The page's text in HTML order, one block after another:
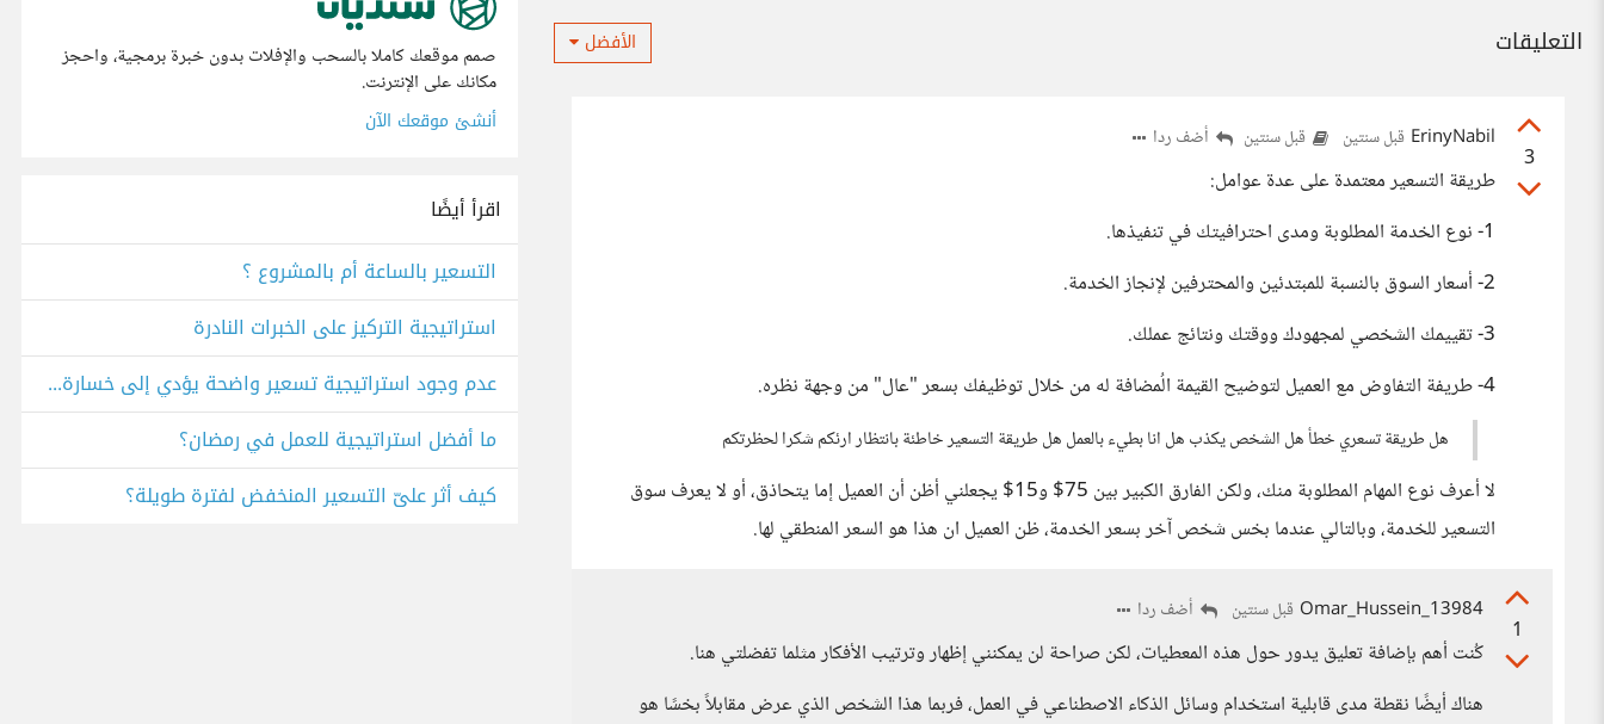
التعليقات الأفضل
3
ErinyNabil قبل سنتين قبل سنتين أضف ردا
طريقة التسعير معتمدة على عدة عوامل:
1- نوع الخدمة المطلوبة ومدى احترافيتك في تنفيذها.
2- أسعار السوق بالنسبة للمبتدئين والمحترفين لإنجاز الخدمة.
3- تقييمك الشخصي لمجهودك ووقتك ونتائج عملك.
4- طريفة التفاوض مع العميل لتوضيح القيمة الُمضافة له من خلال توظيفك بسعر "عال" من وجهة نظره.
هل طريقة تسعري خطأ هل الشخص يكذب هل انا بطيء بالعمل هل طريقة التسعير خاطئة بانتظار ارئكم شكرا لحظرتكم
لا أعرف نوع المهام المطلوبة منك، ولكن الفارق الكبير بين 75$ و15$ يجعلني أظن أن العميل إما يتحاذق، أو لا يعرف سوق
التسعير للخدمة، وبالتالي عندما بخس شخص آخر بسعر الخدمة، ظن العميل ان هذا هو السعر المنطقي لها.
1
Omar_Hussein_13984 قبل سنتين أضف ردا
كُنت أهم بإضافة تعليق يدور حول هذه المعطيات، لكن صراحة لن يمكنني إظهار وترتيب الأفكار مثلما تفضلتي هنا.
هناك أيضًا نقطة مدى قابلية استخدام وسائل الذكاء الاصطناعي في العمل، فربما هذا الشخص الذي عرض مقابلاً بخسًا هو
صمم موقعك كاملا بالسحب والإفلات بدون خبرة برمجية، واحجز
مكانك على الإنترنت.
أنشئ موقعك الآن
اقرأ أيضًا
التسعير بالساعة أم بالمشروع ؟
استراتيجية التركيز على الخبرات النادرة
عدم وجود استراتيجية تسعير واضحة يؤدي إلى خسارة فرص وربحية غير مستقرة.
ما أفضل استراتيجية للعمل في رمضان؟
كيف أثر علىّ التسعير المنخفض لفترة طويلة؟